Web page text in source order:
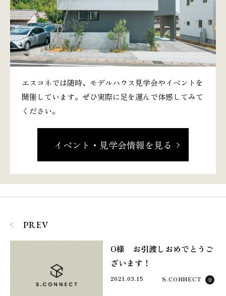
エスコネでは随時、モデルハウス見学会やイベントを
開催しています。ぜひ実際に足を運んで体感してみて
ください。
イベント・見学会情報を見る
PREV
O様 お引渡しおめでとうご
ざいます！
2021.03.15 S.CONNECT